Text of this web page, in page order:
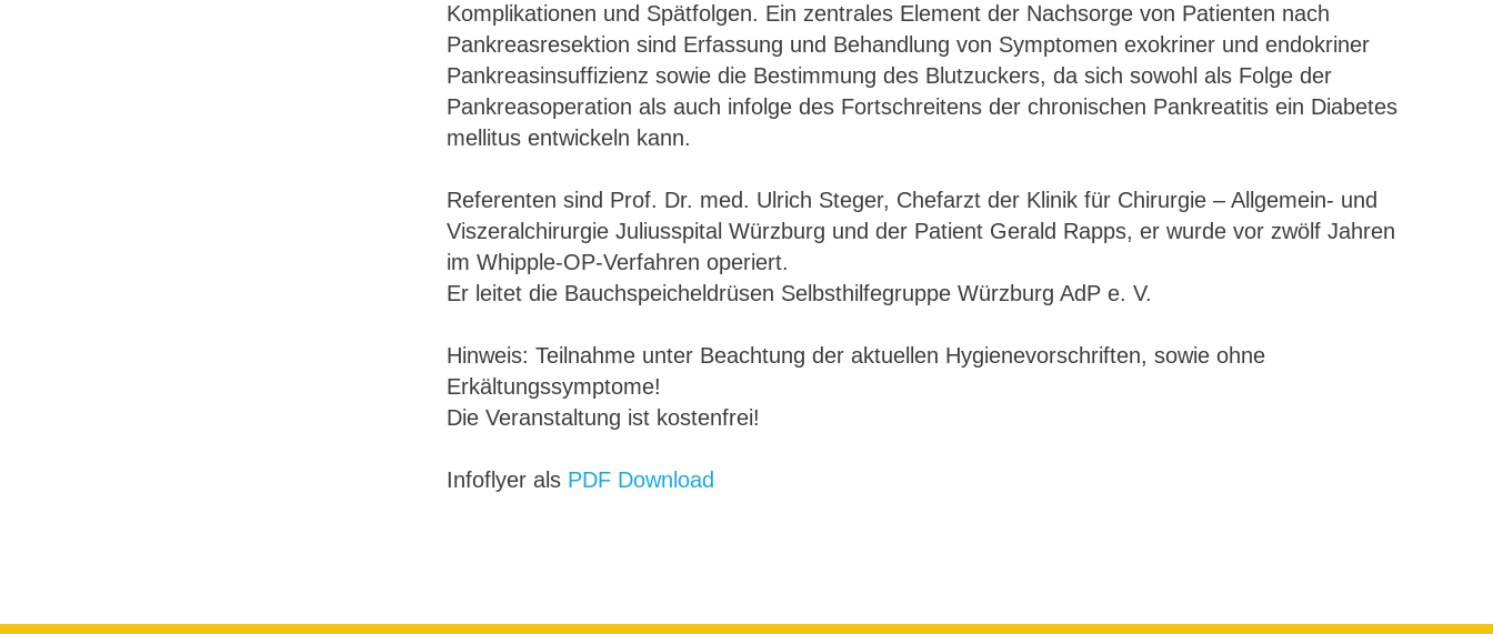
Komplikationen und Spätfolgen. Ein zentrales Element der Nachsorge von Patienten nach
Pankreasresektion sind Erfassung und Behandlung von Symptomen exokriner und endokriner
Pankreasinsuffizienz sowie die Bestimmung des Blutzuckers, da sich sowohl als Folge der
Pankreasoperation als auch infolge des Fortschreitens der chronischen Pankreatitis ein Diabetes
mellitus entwickeln kann.
Referenten sind Prof. Dr. med. Ulrich Steger, Chefarzt der Klinik für Chirurgie – Allgemein- und
Viszeralchirurgie Juliusspital Würzburg und der Patient Gerald Rapps, er wurde vor zwölf Jahren
im Whipple-OP-Verfahren operiert.
Er leitet die Bauchspeicheldrüsen Selbsthilfegruppe Würzburg AdP e. V.
Hinweis: Teilnahme unter Beachtung der aktuellen Hygienevorschriften, sowie ohne
Erkältungssymptome!
Die Veranstaltung ist kostenfrei!
Infoflyer als PDF Download